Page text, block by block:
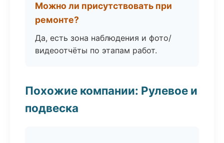
Можно ли присутствовать при
ремонте?
Да, есть зона наблюдения и фото/
видеоотчёты по этапам работ.
Похожие компании: Рулевое и
подвеска